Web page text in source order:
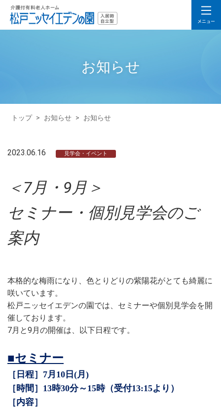
お知らせ
トップ > お知らせ > お知らせ
2023.06.16 見学会・イベント
＜7月・9月＞
セミナー・個別見学会のご
案内
本格的な梅雨になり、色とりどりの紫陽花がとても綺麗に
咲いています。
松戸ニッセイエデンの園では、セミナーや個別見学会を開
催しております。
7月と9月の開催は、以下日程です。
■セミナー
［ 日程］7月10日(月)
［時間］13時30分～15時（受付13:15より）
［内容］